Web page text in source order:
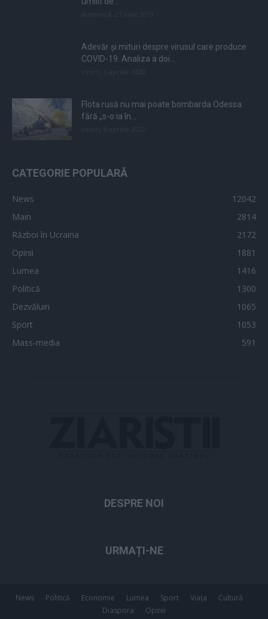
Adevăr și mituri despre virusul care produce
COVID-19. Analiza a doi...
Flota rusă nu mai poate bombarda Odessa
fără „s-o ia în...
CATEGORIE POPULARĂ
News
12042
Main
2814
Război în Ucraina
2172
Opinii
1881
Lumea
1416
Politică
1300
Dezvăluiri
1065
Sport
1053
Mass-media
591
DESPRE NOI
URMAȚI-NE
News Politică Economie Lumea Sport Viața
Cultură
Diaspora
Opinii